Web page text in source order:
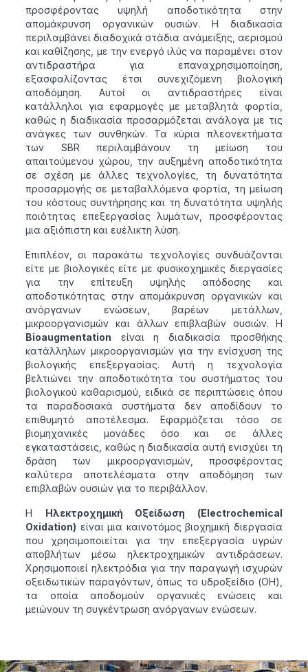
προσφέροντας υψηλή αποδοτικότητα στην
απομάκρυνση οργανικών ουσιών. Η διαδικασία
περιλαμβάνει διαδοχικά στάδια ανάμειξης, αερισμού
και καθίζησης, με την ενεργό ιλύς να παραμένει στον
αντιδραστήρα για επαναχρησιμοποίηση,
εξασφαλίζοντας έτσι συνεχιζόμενη βιολογική
αποδόμηση. Αυτοί οι αντιδραστήρες είναι
κατάλληλοι για εφαρμογές με μεταβλητά φορτία,
καθώς η διαδικασία προσαρμόζεται ανάλογα με τις
ανάγκες των συνθηκών. Τα κύρια πλεονεκτήματα
των SBR περιλαμβάνουν τη μείωση του
απαιτούμενου χώρου, την αυξημένη αποδοτικότητα
σε σχέση με άλλες τεχνολογίες, τη δυνατότητα
προσαρμογής σε μεταβαλλόμενα φορτία, τη μείωση
του κόστους συντήρησης και τη δυνατότητα υψηλής
ποιότητας επεξεργασίας λυμάτων, προσφέροντας
μια αξιόπιστη και ευέλικτη λύση.
Επιπλέον, οι παρακάτω τεχνολογίες συνδυάζονται
είτε με βιολογικές είτε με φυσικοχημικές διεργασίες
για την επίτευξη υψηλής απόδοσης και
αποδοτικότητας στην απομάκρυνση οργανικών και
ανόργανων ενώσεων, βαρέων μετάλλων,
μικροοργανισμών και άλλων επιβλαβών ουσιών. Η
Bioaugmentation είναι η διαδικασία προσθήκης
κατάλληλων μικροοργανισμών για την ενίσχυση της
βιολογικής επεξεργασίας. Αυτή η τεχνολογία
βελτιώνει την αποδοτικότητα του συστήματος του
βιολογικού καθαρισμού, ειδικά σε περιπτώσεις όπου
τα παραδοσιακά συστήματα δεν αποδίδουν το
επιθυμητό αποτέλεσμα. Εφαρμόζεται τόσο σε
βιομηχανικές μονάδες όσο και σε άλλες
εγκαταστάσεις, καθώς η διαδικασία αυτή ενισχύει τη
δράση των μικροοργανισμών, προσφέροντας
καλύτερα αποτελέσματα στην αποδόμηση των
επιβλαβών ουσιών για το περιβάλλον.
Η Ηλεκτροχημική Οξείδωση (Electrochemical
Oxidation) είναι μια καινοτόμος βιοχημική διεργασία
που χρησιμοποιείται για την επεξεργασία υγρών
αποβλήτων μέσω ηλεκτροχημικών αντιδράσεων.
Χρησιμοποιεί ηλεκτρόδια για την παραγωγή ισχυρών
οξειδωτικών παραγόντων, όπως το υδροξείδιο (OH),
τα οποία αποδομούν οργανικές ενώσεις και
μειώνουν τη συγκέντρωση ανόργανων ενώσεων.